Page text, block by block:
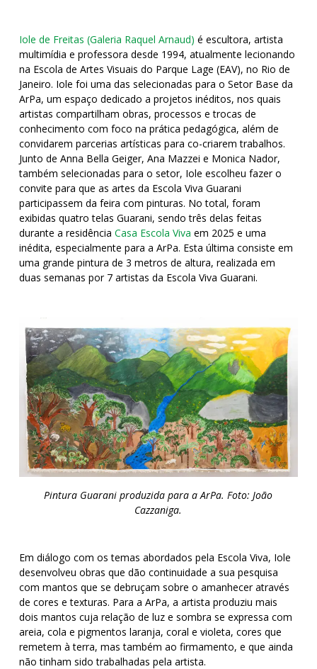
Iole de Freitas (Galeria Raquel Arnaud) é escultora, artista
multimídia e professora desde 1994, atualmente lecionando
na Escola de Artes Visuais do Parque Lage (EAV), no Rio de
Janeiro. Iole foi uma das selecionadas para o Setor Base da
ArPa, um espaço dedicado a projetos inéditos, nos quais
artistas compartilham obras, processos e trocas de
conhecimento com foco na prática pedagógica, além de
convidarem parcerias artísticas para co-criarem trabalhos.
Junto de Anna Bella Geiger, Ana Mazzei e Monica Nador,
também selecionadas para o setor, Iole escolheu fazer o
convite para que as artes da Escola Viva Guarani
participassem da feira com pinturas. No total, foram
exibidas quatro telas Guarani, sendo três delas feitas
durante a residênciaCasa Escola Viva em 2025 e uma
inédita, especialmente para a ArPa. Esta última consiste em
uma grande pintura de 3 metros de altura, realizada em
duas semanas por 7 artistas da Escola Viva Guarani.
Pintura Guarani produzida para a ArPa. Foto: João
Cazzaniga.
Em diálogo com os temas abordados pela Escola Viva, Iole
desenvolveu obras que dão continuidade a sua pesquisa
com mantos que se debruçam sobre o amanhecer através
de cores e texturas. Para a ArPa, a artista produziu mais
dois mantos cuja relação de luz e sombra se expressa com
areia, cola e pigmentos laranja, coral e violeta, cores que
remetem à terra, mas também ao firmamento, e que ainda
não tinham sido trabalhadas pela artista.